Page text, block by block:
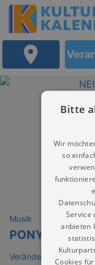
Musik
PONY
VeränderBar Dresden
Bitte
Wir
so
Service
anbieten
Cookies